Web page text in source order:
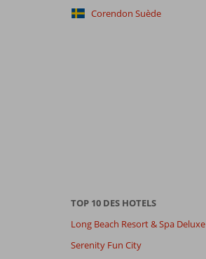
Corendon Suède
TOP 10 DES HOTELS
Long Beach Resort & Spa Deluxe
Serenity Fun City